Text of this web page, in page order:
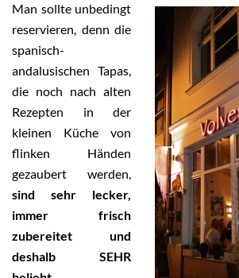
Man sollte unbedingt
reservieren, denn die
spanisch-
andalusischen Tapas,
die noch nach alten
Rezepten in der
kleinen Küche von
flinken Händen
gezaubert werden,
sind sehr lecker,
immer frisch
zubereitet und
deshalb SEHR